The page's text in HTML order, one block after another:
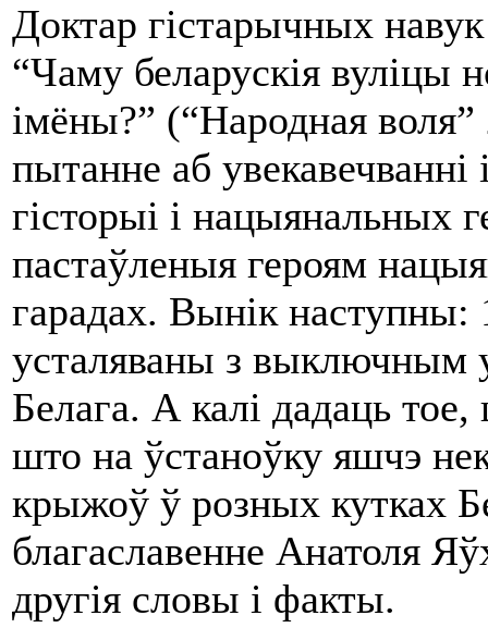
Доктар гістарычных
“Чаму беларускія вуліцы
імёны?” (“Народная
пытанне аб увекавечванні
гісторыі і нацыянальных
пастаўленыя героям
гарадах. Вынік наступны:
усталяваны з выключным
Белага. А калі дадаць
што на ўстаноўку яшчэ
крыжоў ў розных кутках
благаславенне Анатоля
другія словы і факты.